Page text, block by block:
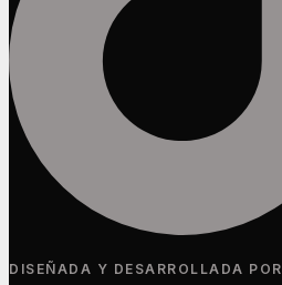
DISEÑADA Y DESARROLLADA POR